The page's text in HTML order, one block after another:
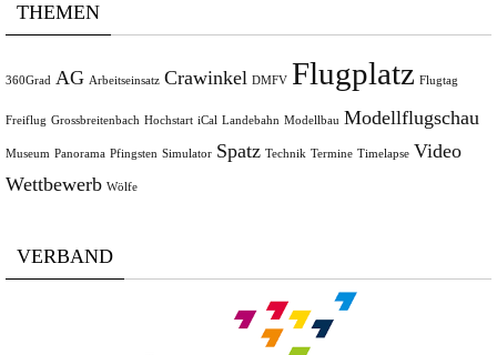
THEMEN
360Grad AG Arbeitseinsatz Crawinkel DMFV Flugplatz Flugtag
Freiflug Grossbreitenbach Hochstart iCal Landebahn Modellbau Modellflugschau
Museum Panorama Pfingsten Simulator Spatz Technik Termine Timelapse Video
Wettbewerb Wölfe
VERBAND